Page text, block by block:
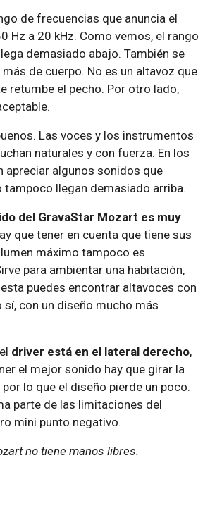
de frecuencias que anuncia el
Hz a 20 kHz. Como vemos, el rango
demasiado abajo. También se
de cuerpo. No es un altavoz que
retumbe el pecho. Por otro lado,
Las voces y los instrumentos
naturales y con fuerza. En los
apreciar algunos sonidos que
tampoco llegan demasiado arriba.
del GravaStar Mozart es muy
que tener en cuenta que tiene sus
máximo tampoco es
para ambientar una habitación,
puedes encontrar altavoces con
con un diseño mucho más
driver está en el lateral derecho,
el mejor sonido hay que girar la
por lo que el diseño pierde un poco.
parte de las limitaciones del
mini punto negativo.
no tiene manos libres.